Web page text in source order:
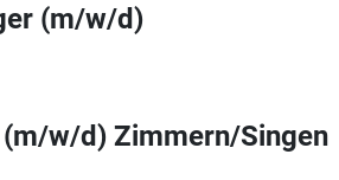
(m/w/d)
w/d) Zimmern/Singen